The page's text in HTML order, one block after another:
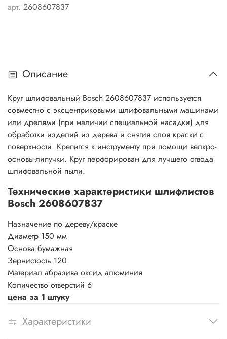
арт. 2608607837
Описание
Круг шлифовальный Bosch 2608607837 используется
совместно с эксцентриковыми шлифовальными машинами
или дрелями (при наличии специальной насадки) для
обработки изделий из дерева и снятия слоя краски с
поверхности. Крепится к инструменту при помощи велкро-
основы-липучки. Круг перфорирован для лучшего отвода
шлифовальной пыли.
Технические характеристики шлифлистов
Bosch 2608607837
Назначение по дереву/краске
Диаметр 150 мм
Основа бумажная
Зернистость 120
Материал абразива оксид алюминия
Количество отверстий 6
цена за 1 штуку
Характеристики